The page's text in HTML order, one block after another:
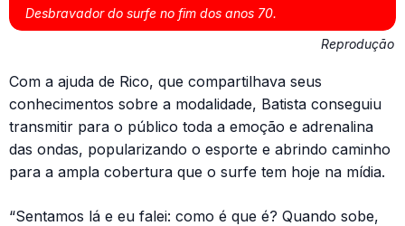
Desbravador do surfe no fim dos anos 70.
Reprodução
Com a ajuda de Rico, que compartilhava seus
conhecimentos sobre a modalidade, Batista conseguiu
transmitir para o público toda a emoção e adrenalina
das ondas, popularizando o esporte e abrindo caminho
para a ampla cobertura que o surfe tem hoje na mídia.
“Sentamos lá e eu falei: como é que é? Quando sobe,